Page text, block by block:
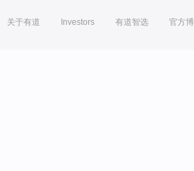
关于有道 Investors 有道智选 官方